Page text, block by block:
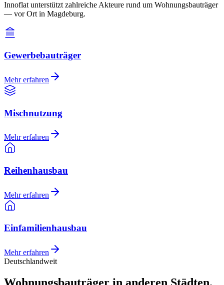
Innoflat unterstützt zahlreiche Akteure rund um Wohnungsbauträger
— vor Ort in Magdeburg.
Gewerbebauträger
Mehr erfahren
Mischnutzung
Mehr erfahren
Reihenhausbau
Mehr erfahren
Einfamilienhausbau
Mehr erfahren
Deutschlandweit